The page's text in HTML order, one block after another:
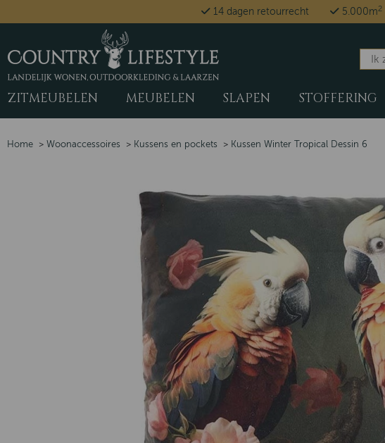
14 dagen retourrecht 5.000m2
ZITMEUBELEN MEUBELEN SLAPEN STOFFERING
Home > Woonaccessoires > Kussens en pockets > Kussen Winter Tropical Dessin 6